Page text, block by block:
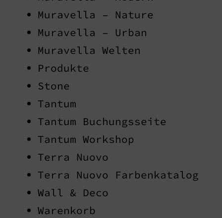
Muravella – Nature
Muravella – Urban
Muravella Welten
Produkte
Stone
Tantum
Tantum Buchungsseite
Tantum Workshop
Terra Nuovo
Terra Nuovo Farbenkatalog
Wall & Deco
Warenkorb